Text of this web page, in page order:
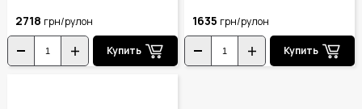
2718 грн/рулон
Купить
1635 грн/рулон
Купить